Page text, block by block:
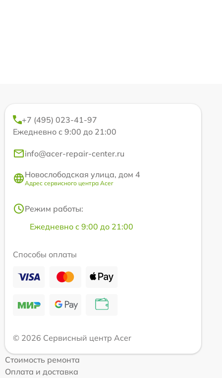
+7 (495) 023-41-97
Ежедневно с 9:00 до 21:00
info@acer-repair-center.ru
Новослободская улица, дом 4
Адрес сервисного центра Acer
Режим работы:
Ежедневно с 9:00 до 21:00
Способы оплаты
© 2026 Сервисный центр Acer
Стоимость ремонта
Оплата и доставка